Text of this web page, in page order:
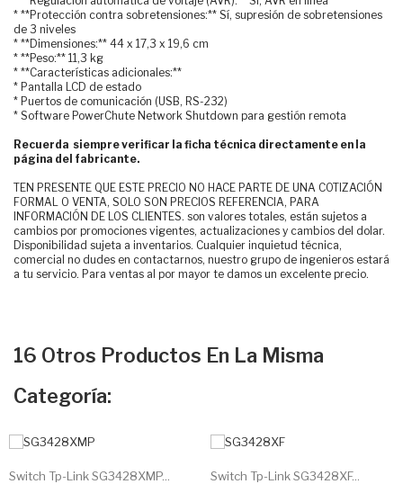
* **Protección contra sobretensiones:** Sí, supresión de sobretensiones
de 3 niveles
* **Dimensiones:** 44 x 17,3 x 19,6 cm
* **Peso:** 11,3 kg
* **Características adicionales:**
* Pantalla LCD de estado
* Puertos de comunicación (USB, RS-232)
* Software PowerChute Network Shutdown para gestión remota
Recuerda siempre verificar la ficha técnica directamente en la
página del fabricante.
TEN PRESENTE QUE ESTE PRECIO NO HACE PARTE DE UNA COTIZACIÓN
FORMAL O VENTA, SOLO SON PRECIOS REFERENCIA, PARA
INFORMACIÓN DE LOS CLIENTES. son valores totales, están sujetos a
cambios por promociones vigentes, actualizaciones y cambios del dolar.
Disponibilidad sujeta a inventarios. Cualquier inquietud técnica,
comercial no dudes en contactarnos, nuestro grupo de ingenieros estará
a tu servicio. Para ventas al por mayor te damos un excelente precio.
16 Otros Productos En La Misma
Categoría:
Switch Tp-Link SG3428XMP... Switch Tp-Link SG3428XF...